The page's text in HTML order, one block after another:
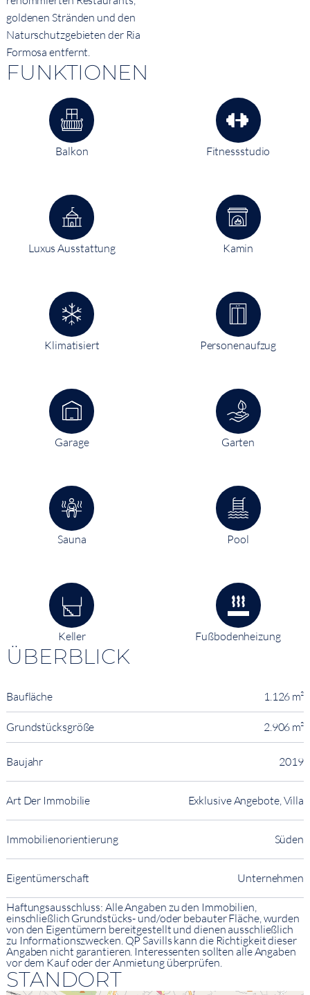
goldenen Stränden und den
Naturschutzgebieten der Ria
Formosa entfernt.
FUNKTIONEN
Balkon Fitnessstudio
Luxus Ausstattung Kamin
Klimatisiert Personenaufzug
Garage Garten
Sauna Pool
Keller Fußbodenheizung
ÜBERBLICK
Baufläche 1.126 m²
Grundstücksgröße 2.906 m²
Baujahr 2019
Art Der Immobilie Exklusive Angebote, Villa
Immobilienorientierung Süden
Eigentümerschaft Unternehmen
Haftungsausschluss: Alle Angaben zu den Immobilien,
einschließlich Grundstücks- und/oder bebauter Fläche, wurden
von den Eigentümern bereitgestellt und dienen ausschließlich
zu Informationszwecken. QP Savills kann die Richtigkeit dieser
Angaben nicht garantieren. Interessenten sollten alle Angaben
vor dem Kauf oder der Anmietung überprüfen.
STANDORT